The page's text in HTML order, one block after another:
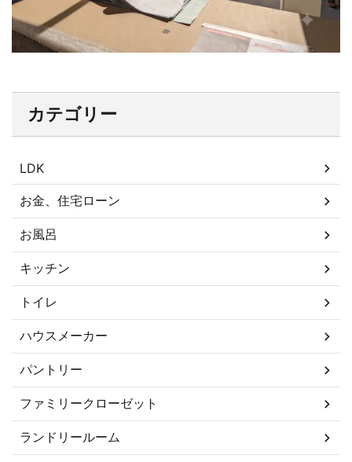
カテゴリー
LDK
お金、住宅ローン
お風呂
キッチン
トイレ
ハウスメーカー
パントリー
ファミリークローゼット
ランドリールーム